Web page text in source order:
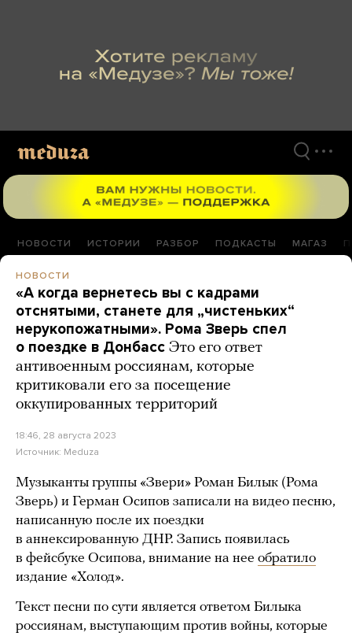
НОВОСТИ ИСТОРИИ РАЗБОР ПОДКАСТЫ МАГАЗ
НОВОСТИ
«А когда вернетесь вы с кадрами
отснятыми, станете для „чистеньких“
нерукопожатными». Рома Зверь спел
о поездке в Донбасс Это его ответ
антивоенным россиянам, которые
критиковали его за посещение
оккупированных территорий
18:46, 28 августа 2023
Источник: Meduza
Музыканты группы «Звери» Роман Билык (Рома
Зверь) и Герман Осипов записали на видео песню,
написанную после их поездки
в аннексированную ДНР. Запись появилась
в фейсбуке Осипова, внимание на нее обратило
издание «Холод».
Текст песни по сути является ответом Билыка
россиянам, выступающим против войны, которые